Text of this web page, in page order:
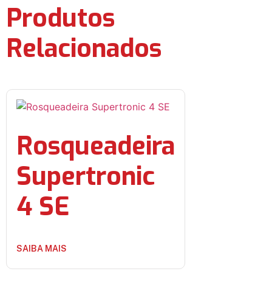
Produtos
Relacionados
Rosqueadeira
Supertronic
4 SE
SAIBA MAIS